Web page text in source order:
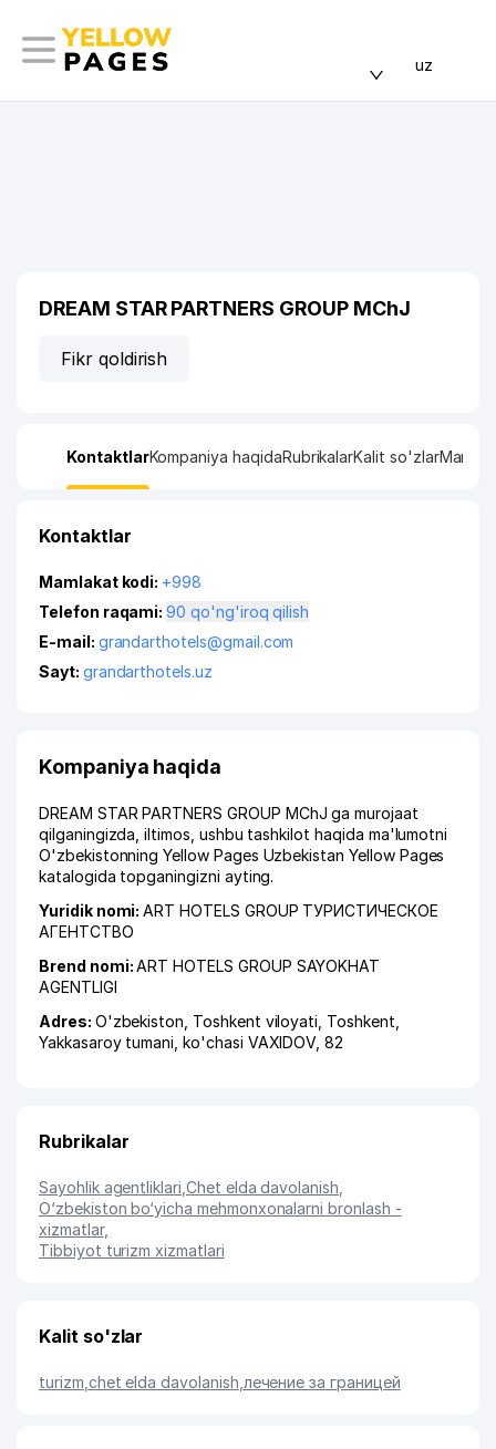
uz
DREAM STAR PARTNERS GROUP MChJ
Fikr qoldirish
KontaktlarKompaniya haqidaRubrikalarKalit so'zlarManzil
Kontaktlar
Mamlakat kodi: +998
Telefon raqami:
90 qo'ng'iroq qilish
E-mail: grandarthotels@gmail.com
Sayt: grandarthotels.uz
Kompaniya haqida
DREAM STAR PARTNERS GROUP MChJ ga murojaat
qilganingizda, iltimos, ushbu tashkilot haqida ma'lumotni
O'zbekistonning Yellow Pages Uzbekistan Yellow Pages
katalogida topganingizni ayting.
Yuridik nomi:ART HOTELS GROUP ТУРИСТИЧЕСКОЕ
АГЕНТСТВО
Brend nomi:ART HOTELS GROUP SAYOKHAT
AGENTLIGI
Adres: O'zbekiston, Toshkent viloyati Toshkent
Yakkasaroy tumani ,ko'chasi VAXIDOV, 82
Rubrikalar
Sayohlik agentliklari Chet elda davolanish
O‘zbekiston bo‘yicha mehmonxonalarni bronlash -
xizmatlar,
Tibbiyot turizm xizmatlari
Kalit so'zlar
turizm chet elda davolanish лечение за границей